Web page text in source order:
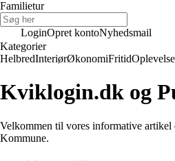
Familietur
LoginOpret kontoNyhedsmail
Kategorier
HelbredInteriørØkonomiFritid
Kviklogin.dk og
Velkommen til vores informative artikel
Kommune.